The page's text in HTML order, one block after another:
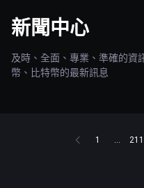
新聞中心
及時、全面、專業、準確的資
幣、比特幣的最新訊息
1 ... 211